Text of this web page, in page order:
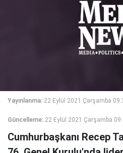
Yayınlanma: 22 Eylül 2021 Çarşamba
Güncelleme: 22 Eylül 2021 Çarşamba
Cumhurbaşkanı Recep